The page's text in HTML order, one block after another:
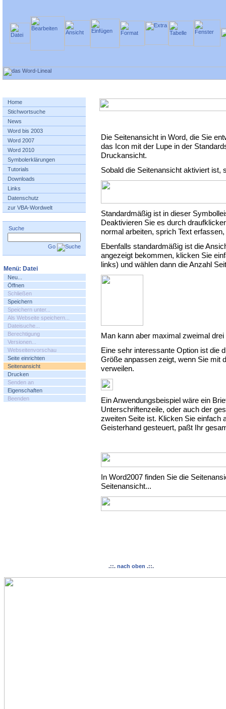
Die Seitenansicht in Word, die Sie
das Icon mit der Lupe in der
Druckansicht.
Sobald die Seitenansicht aktiviert ist,
Standardmäßig ist in dieser
Deaktivieren Sie es durch
normal arbeiten, sprich Text
Ebenfalls standardmäßig ist die
angezeigt bekommen, klicken Sie
links) und wählen dann die Anzahl
Man kann aber maximal zweimal
Eine sehr interessante Option ist die
Größe anpassenzeigt, wenn Sie mit
verweilen.
Ein Anwendungsbeispiel wäre ein
Unterschriftenzeile, oder auch der
zweiten Seite ist. Klicken Sie einfach
Geisterhand gesteuert, paßt Ihr
In Word2007 finden Sie die
Seitenansicht...
Home
Stichwortsuche
News
Word bis 2003
Word 2007
Word 2010
Symbolerklärungen
Tutorials
Downloads
Links
Datenschutz
zur VBA-Wordwelt
Suche
Go
Menü: Datei
Neu...
Öffnen
Schließen
Speichern
Speichern unter...
Als Webseite speichern...
Dateisuche...
Berechtigung
Versionen...
Webseitenvorschau
Seite einrichten
Seitenansicht
Drucken
Senden an
Eigenschaften
Beenden
.::. nach oben .::.